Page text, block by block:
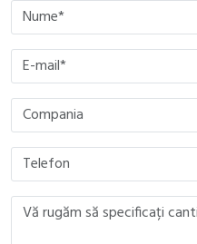
Please leave this field empty.
Please leave this field empty.
Please leave this field empty.
Please leave this field empty.